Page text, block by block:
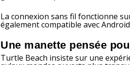
La connexion sans fil fonctionne
également compatible avec
Une manette pensée
Turtle Beach insiste sur une